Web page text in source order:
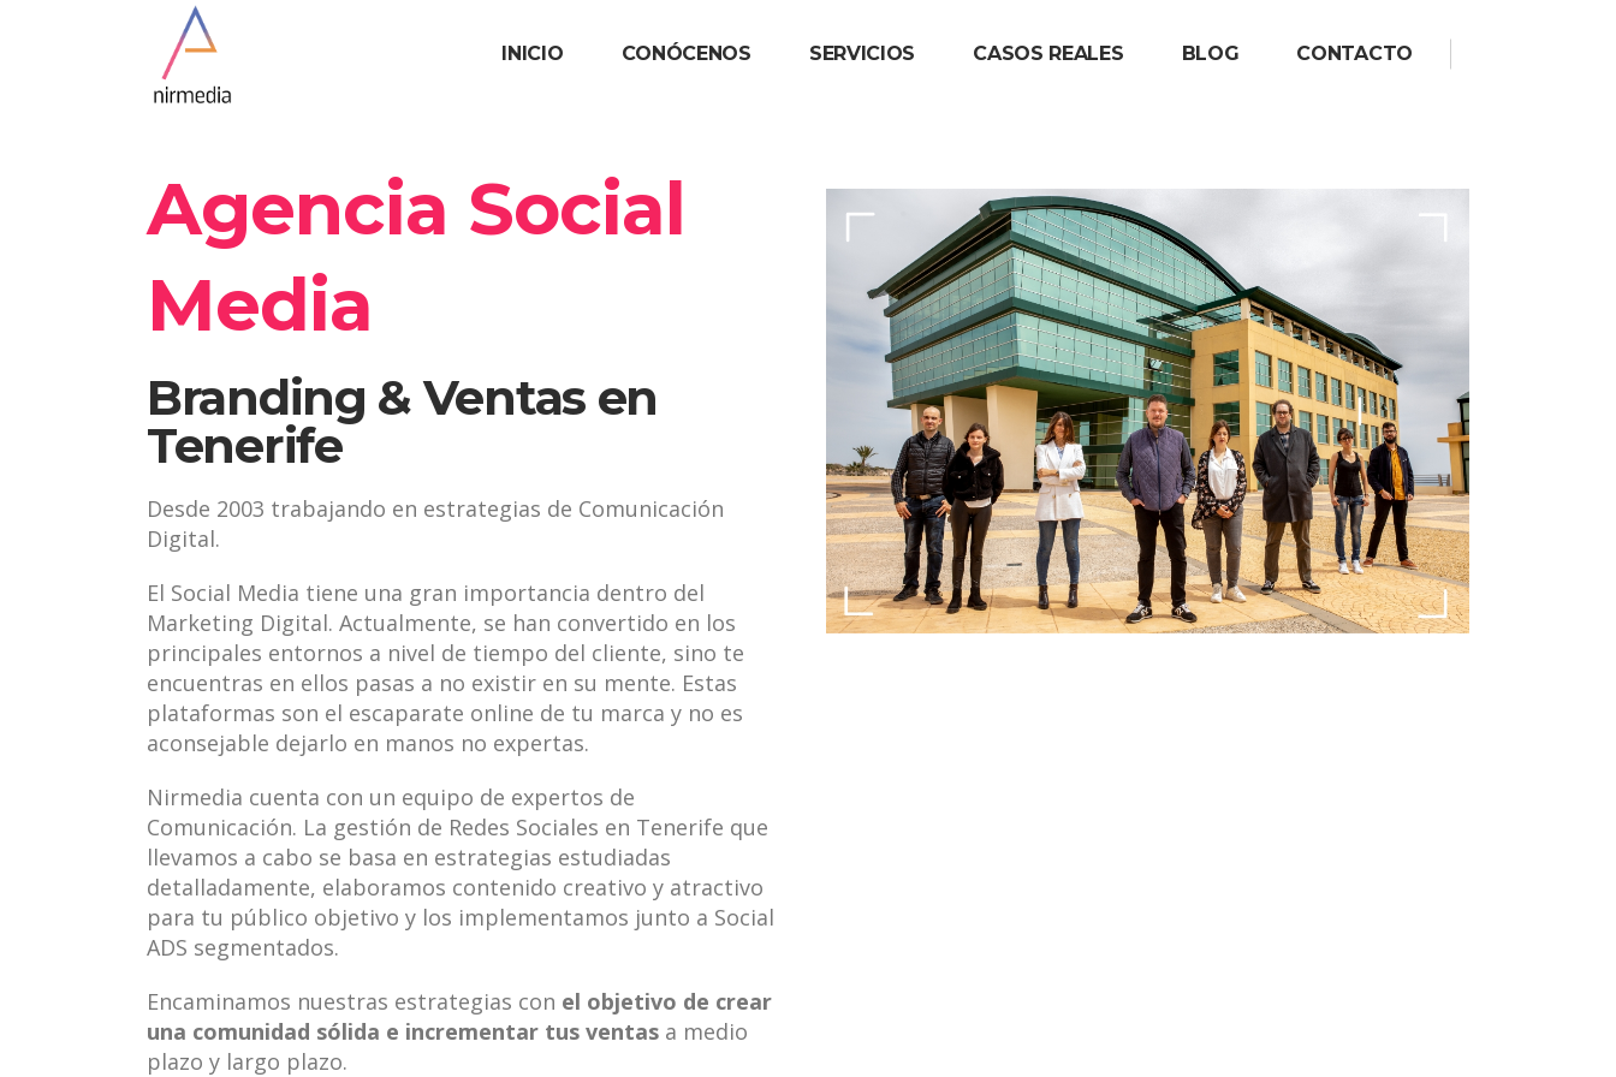
INICIO CONÓCENOS SERVICIOS CASOS REALES BLOG CONTACTO
Agencia Social
Media
Branding & Ventas en
Tenerife
Desde 2003 trabajando en estrategias de Comunicación
Digital.
El Social Media tiene una gran importancia dentro del
Marketing Digital. Actualmente, se han convertido en los
principales entornos a nivel de tiempo del cliente, sino te
encuentras en ellos pasas a no existir en su mente. Estas
plataformas son el escaparate online de tu marca y no es
aconsejable dejarlo en manos no expertas.
Nirmedia cuenta con un equipo de expertos de
Comunicación. La gestión de Redes Sociales en Tenerife que
llevamos a cabo se basa en estrategias estudiadas
detalladamente, elaboramos contenido creativo y atractivo
para tu público objetivo y los implementamos junto a Social
ADS segmentados.
Encaminamos nuestras estrategias con el objetivo de crear
una comunidad sólida e incrementar tus ventas a medio
plazo y largo plazo.